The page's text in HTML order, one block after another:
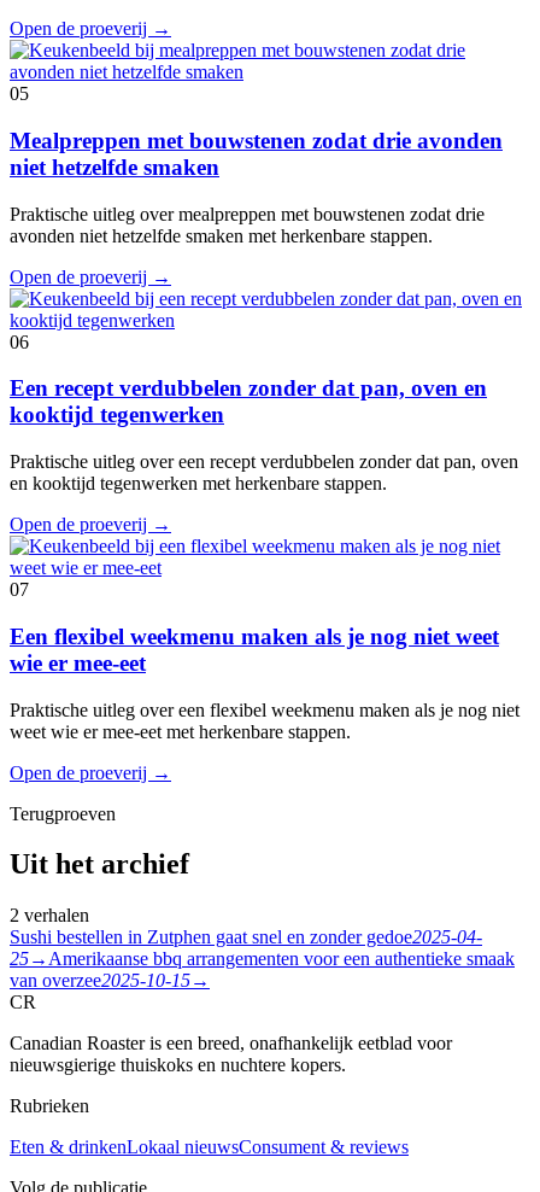
Open de proeverij →
05
Mealpreppen met bouwstenen zodat drie avonden
niet hetzelfde smaken
Praktische uitleg over mealpreppen met bouwstenen zodat drie
avonden niet hetzelfde smaken met herkenbare stappen.
Open de proeverij →
06
Een recept verdubbelen zonder dat pan, oven en
kooktijd tegenwerken
Praktische uitleg over een recept verdubbelen zonder dat pan, oven
en kooktijd tegenwerken met herkenbare stappen.
Open de proeverij →
07
Een flexibel weekmenu maken als je nog niet weet
wie er mee-eet
Praktische uitleg over een flexibel weekmenu maken als je nog niet
weet wie er mee-eet met herkenbare stappen.
Open de proeverij →
Terugproeven
Uit het archief
2 verhalen
Sushi bestellen in Zutphen gaat snel en zonder gedoe2025-04-
25→ Amerikaanse bbq arrangementen voor een authentieke smaak
van overzee2025-10-15→
CR
Canadian Roaster is een breed, onafhankelijk eetblad voor
nieuwsgierige thuiskoks en nuchtere kopers.
Rubrieken
Eten & drinkenLokaal nieuwsConsument & reviews